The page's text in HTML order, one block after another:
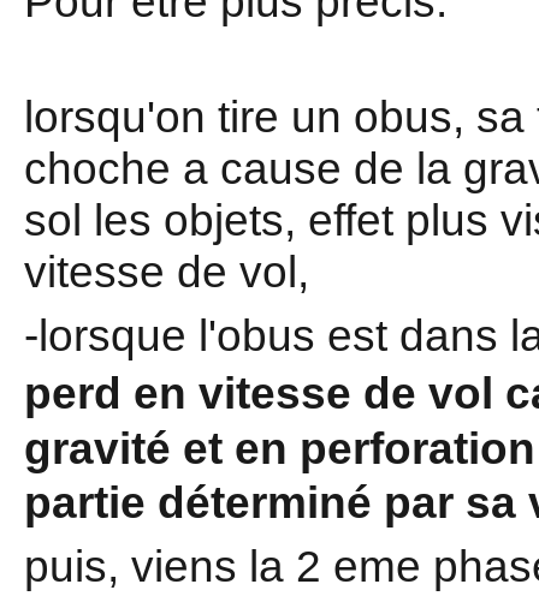
lorsqu'on tire un obus,
choche a cause de la
sol les objets, effet plus
vitesse de vol,
-lorsque l'obus est dans
perd en vitesse de vol
gravité et en
partie déterminé par sa
puis, viens la 2 eme